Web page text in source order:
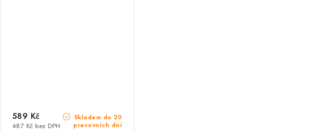
Skladem do 20
pracovních dní
487 Kč bez DPH
589 Kč